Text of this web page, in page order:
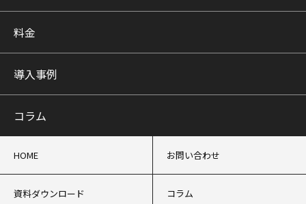
料金
導入事例
コラム
HOME お問い合わせ
資料ダウンロード コラム